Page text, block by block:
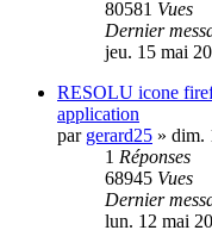
80581 Vues
Dernier
jeu. 15 mai
RESOLU icone
application
par gerard25 » dim.
1 Réponses
68945 Vues
Dernier
lun. 12 mai